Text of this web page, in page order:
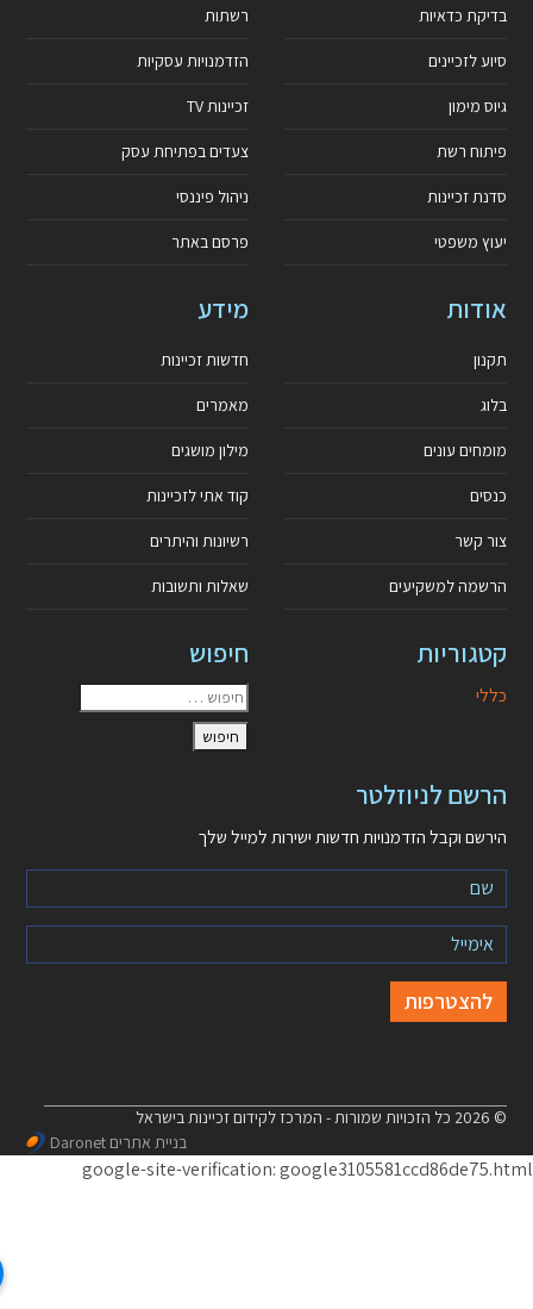
בדיקת כדאיות
סיוע לזכיינים
גיוס מימון
פיתוח רשת
סדנת זכיינות
יעוץ משפטי
רשתות
הזדמנויות עסקיות
זכיינות TV
צעדים בפתיחת עסק
ניהול פיננסי
פרסם באתר
אודות
תקנון
בלוג
מומחים עונים
כנסים
צור קשר
הרשמה למשקיעים
מידע
חדשות זכיינות
מאמרים
מילון מושגים
קוד אתי לזכיינות
רשיונות והיתרים
שאלות ותשובות
קטגוריות
כללי
חיפוש
הרשם לניוזלטר
הירשם וקבל הזדמנויות חדשות ישירות למייל שלך
בניית אתרים Daronet
google-site-verification: